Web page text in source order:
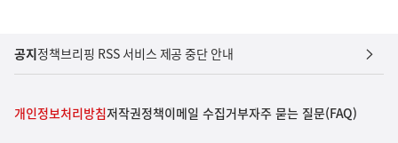
공지정책브리핑 RSS 서비스 제공 중단 안내
개인정보처리방침저작권정책이메일 수집거부자주 묻는 질문(FAQ)